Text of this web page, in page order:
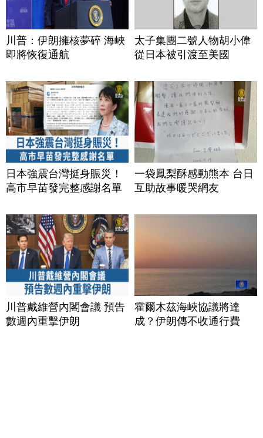
川普：伊朗擁核夢碎 海峽
即將恢復通航
太子集團二號人物胡小偉
從日本被引渡至美國
日本強震台灣挺身賑災！
高市早苗發完整感謝名單
一袋鳳梨酥感動熊本 台日
互助故事暖哭網友
川普戴維營內閣會議 預告
數週內重擊伊朗
霍爾木茲海峽協議將達
成？伊朗傳不收通行費